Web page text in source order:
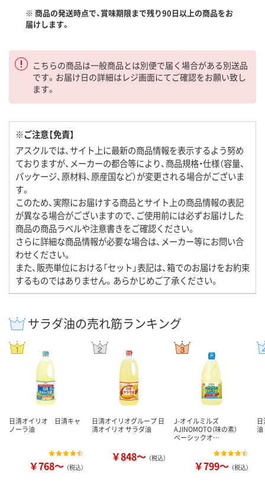
※ 商品の発送時点で、賞味期限まで残り90日以上の商品をお
届けします。
こちらの商品は一般商品とは別便で届く場合がある別送品
です。お届け日の詳細はレジ画面にてご確認をお願い致し
ます。
※ご注意【免責】
アスクルでは、サイト上に最新の商品情報を表示するよう努め
ておりますが、メーカーの都合等により、商品規格・仕様（容量、
パッケージ、原材料、原産国など）が変更される場合がございま
す。
このため、実際にお届けする商品とサイト上の商品情報の表記
が異なる場合がございますので、ご使用前には必ずお届けした
商品の商品ラベルや注意書きをご確認ください。
さらに詳細な商品情報が必要な場合は、メーカー等にお問い合
わせください。
また、販売単位における「セット」表記は、箱でのお届けをお約束
するものではありません。あらかじめご了承ください。
サラダ油の売れ筋ランキング
日清オイリオ 日清キャ
ノーラ油
￥768～ （税込）
日清オイリオグループ 日
清オイリオ サラダ油
￥848～ （税込）
J-オイルミルズ
AJINOMOTO（味の素）
ベーシックオ…
￥799～ （税込）
油